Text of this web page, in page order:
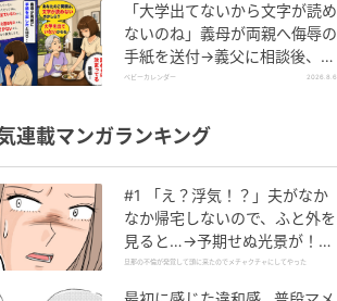
「大学出てないから文字が読め
ないのね」義母が両親へ侮辱の
手紙を送付→義父に相談後、訪
れた末路とは
ベビーカレンダー 2026.8.6
連載マンガランキング
#1 「え？浮気！？」夫がなか
なか帰宅しないので、ふと外を
見ると…→予期せぬ光景が！｜
旦那の不倫が発覚して頭に来た
旦那の不倫が発覚して頭に来たのでメチャクチャにしてやった